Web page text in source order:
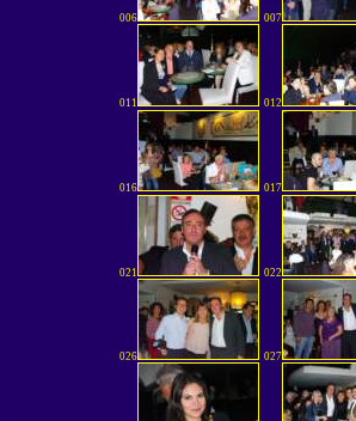
006 007
011 012
016 017
021 022
026 027